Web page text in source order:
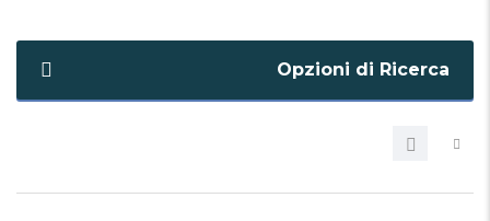
Opzioni di Ricerca